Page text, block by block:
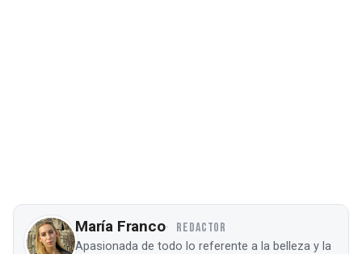
María Franco REDACTOR
Apasionada de todo lo referente a la belleza y la